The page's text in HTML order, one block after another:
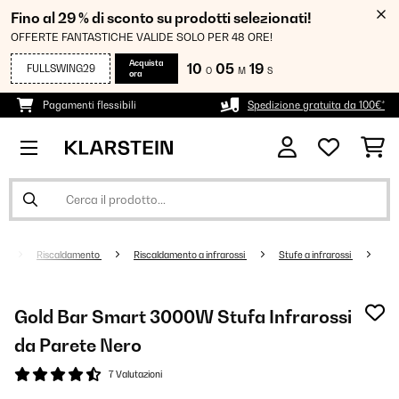
Fino al 29 % di sconto su prodotti selezionati!
OFFERTE FANTASTICHE VALIDE SOLO PER 48 ORE!
FULLSWING29
Acquista
ora
10 O 05 M 19 S
Pagamenti flessibili Spedizione gratuita da 100€*
Riscaldamento Riscaldamento a infrarossi Stufe a infrarossi
Gold Bar Smart 3000W Stufa Infrarossi
da Parete Nero
7 Valutazioni